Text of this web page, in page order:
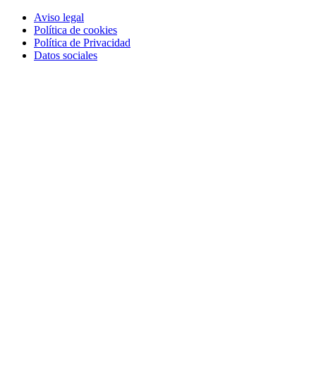
Aviso legal
Política de cookies
Política de Privacidad
Datos sociales